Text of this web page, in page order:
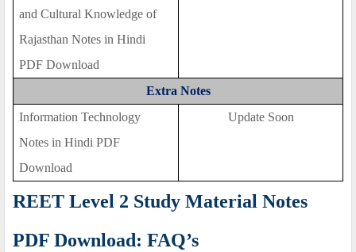
and Cultural Knowledge of
Rajasthan Notes in Hindi
PDF Download
Extra Notes
Information Technology
Notes in Hindi PDF
Download
Update Soon
REET Level 2 Study Material Notes
PDF Download: FAQ’s